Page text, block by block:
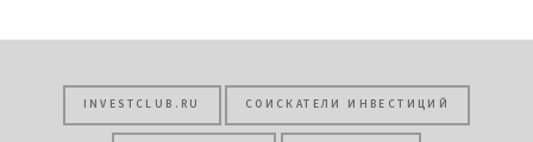
INVESTCLUB.RU СОИСКАТЕЛИ ИНВЕСТИЦИЙ